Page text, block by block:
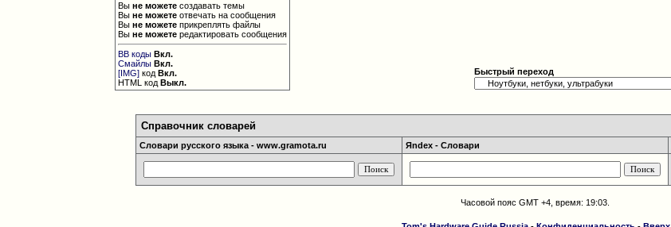
Выне можете создавать темы
Выне можете отвечать на сообщения
Выне можете прикреплять файлы
Выне можете редактировать сообщения
BB коды Вкл.
Смайлы Вкл.
[IMG] кодВкл.
HTML кодВыкл.
Быстрый переход
Справочник словарей
Словари русского языка - www.gramota.ru Яndex - Словари
Часовой пояс GMT +4, время: 19:03